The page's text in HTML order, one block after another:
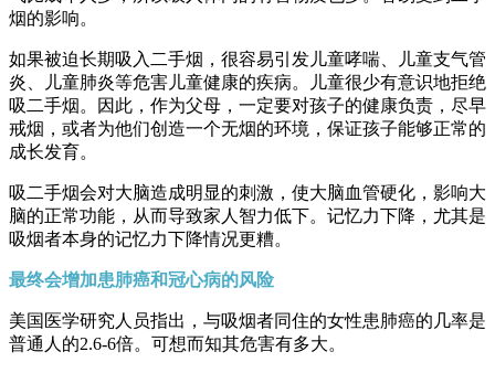
烟的影响。
如果被迫长期吸入二手烟，很容易引发儿童哮喘、儿童支气管
炎、儿童肺炎等危害儿童健康的疾病。儿童很少有意识地拒绝
吸二手烟。因此，作为父母，一定要对孩子的健康负责，尽早
戒烟，或者为他们创造一个无烟的环境，保证孩子能够正常的
成长发育。
吸二手烟会对大脑造成明显的刺激，使大脑血管硬化，影响大
脑的正常功能，从而导致家人智力低下。记忆力下降，尤其是
吸烟者本身的记忆力下降情况更糟。
最终会增加患肺癌和冠心病的风险
美国医学研究人员指出，与吸烟者同住的女性患肺癌的几率是
普通人的2.6-6倍。可想而知其危害有多大。